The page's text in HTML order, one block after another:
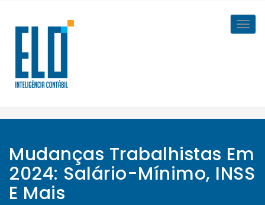
content
Mudanças Trabalhistas Em
2024: Salário-Mínimo, INSS
E Mais